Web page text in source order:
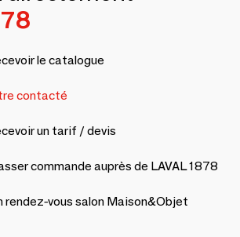
le catalogue
contacté
un tarif / devis
commande auprès de LAVAL 1878
rendez-vous salon Maison&Objet